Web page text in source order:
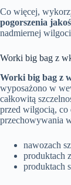
Co więcej,
pogorszenia
nadmiernej
Worki big bag z
Worki big bag z
wyposażono w
całkowitą
przed wilgocią, co
przechowywania
nawozach
produktach
produktach